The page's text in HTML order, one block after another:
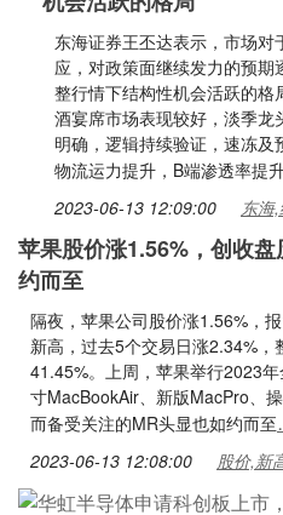
东海证券王丕达表示，市场
应，对政策面继续发力的预
整行情下结构性机会活跃的格
酒宴席市场表现较好，淡季
明确，逻辑持续验证，速冻
物流运力提升，B端渗透率提
2023-06-13 12:09:00 东海
苹果股价涨1.56%，创收
约而至
隔夜，苹果公司股价涨1.56%，
新高，过去5个交易日涨2.34%
41.45%。上周，苹果举行2023
寸MacBookAir、新版MacPro、
而备受关注的MR头显也如约而至
2023-06-13 12:08:00 股价,新